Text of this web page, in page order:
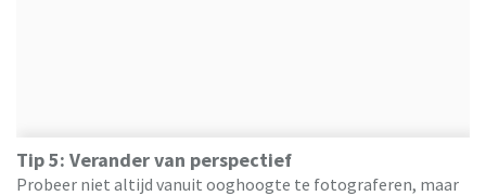
Tip 5: Verander van perspectief
Probeer niet altijd vanuit ooghoogte te fotograferen, maar